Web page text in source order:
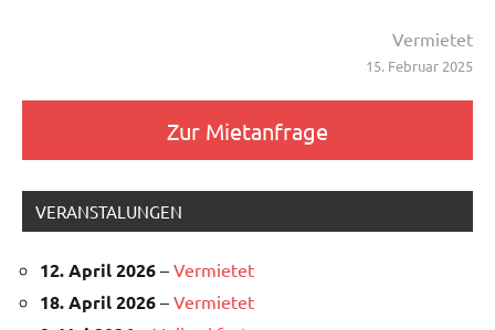
Vermietet
15. Februar 2025
Zur Mietanfrage
VERANSTALUNGEN
12. April 2026 – Vermietet
18. April 2026 – Vermietet